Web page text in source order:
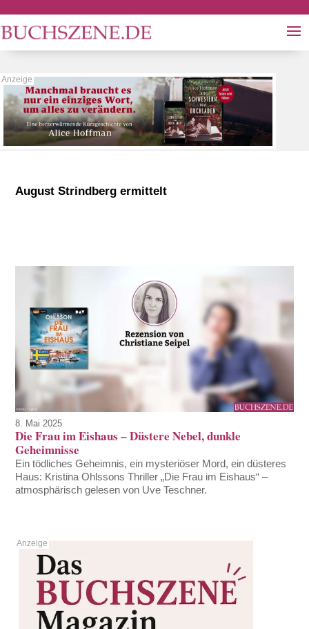
August Strindberg ermittelt
8. Mai 2025
Die Frau im Eishaus – Düstere Nebel, dunkle
Geheimnisse
Ein tödliches Geheimnis, ein mysteriöser Mord, ein düsteres
Haus: Kristina Ohlssons Thriller „Die Frau im Eishaus“ –
atmosphärisch gelesen von Uve Teschner.